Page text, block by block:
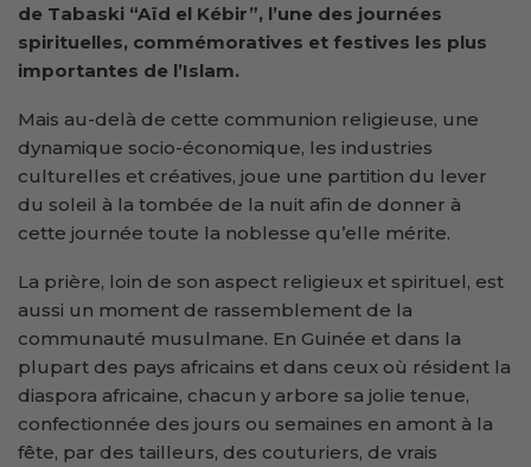
de Tabaski “Aïd el Kébir”, l’une des journées
spirituelles, commémoratives et festives les plus
importantes de l’Islam.
Mais au-delà de cette communion religieuse, une
dynamique socio-économique, les industries
culturelles et créatives, joue une partition du lever
du soleil à la tombée de la nuit afin de donner à
cette journée toute la noblesse qu’elle mérite.
La prière, loin de son aspect religieux et spirituel, est
aussi un moment de rassemblement de la
communauté musulmane. En Guinée et dans la
plupart des pays africains et dans ceux où résident la
diaspora africaine, chacun y arbore sa jolie tenue,
confectionnée des jours ou semaines en amont à la
fête, par des tailleurs, des couturiers, de vrais